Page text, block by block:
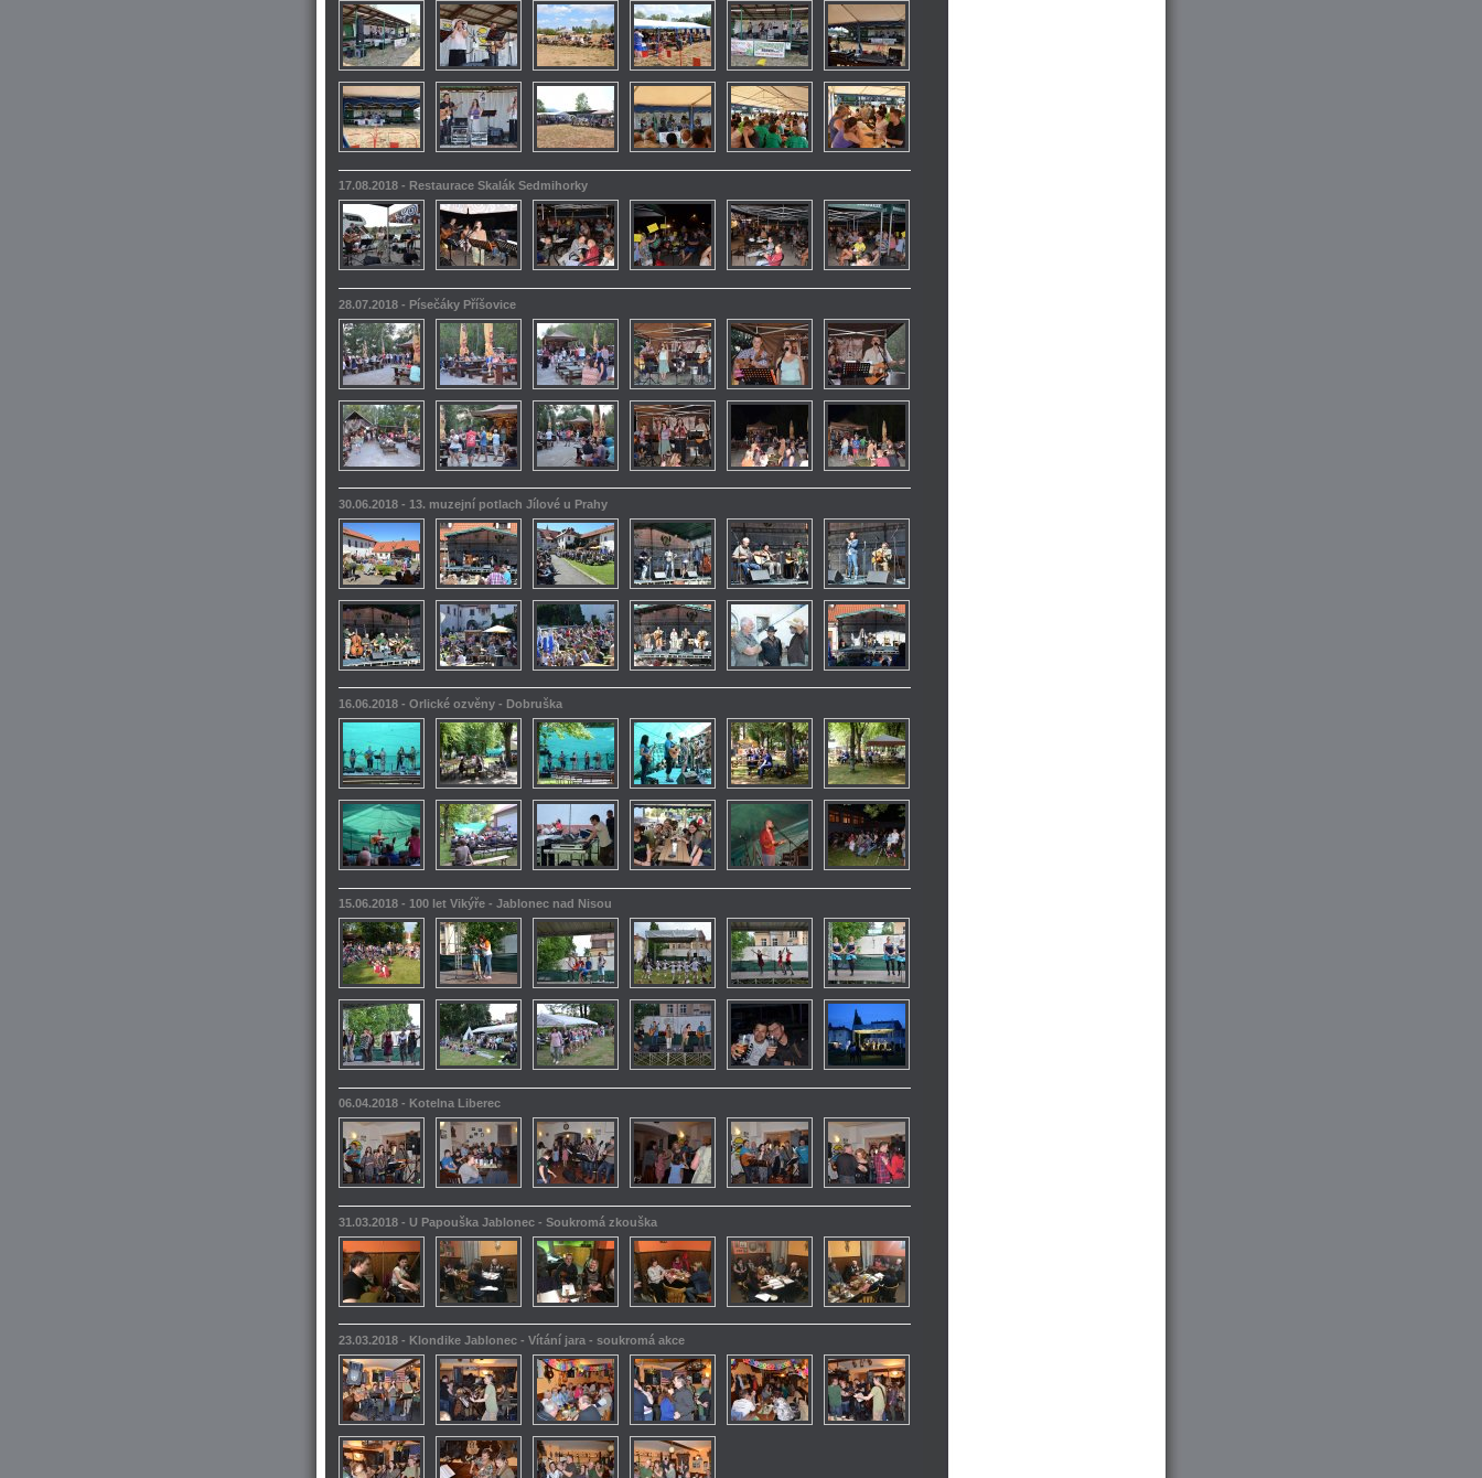
17.08.2018 - Restaurace Skalák Sedmihorky
28.07.2018 - Písečáky Příšovice
30.06.2018 - 13. muzejní potlach Jílové u Prahy
16.06.2018 - Orlické ozvěny - Dobruška
15.06.2018 - 100 let Vikýře - Jablonec nad Nisou
06.04.2018 - Kotelna Liberec
31.03.2018 - U Papouška Jablonec - Soukromá zkouška
23.03.2018 - Klondike Jablonec - Vítání jara - soukromá akce